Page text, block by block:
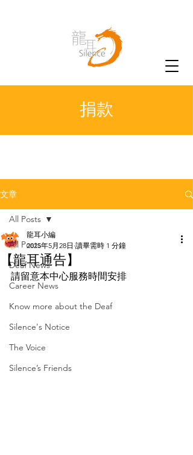
捐款
文章
All Posts
Deaf News
Career News
Know more about the Deaf
Silence's Notice
The Voice
Silence’s Friends
All Posts
【龍耳通告】
龍耳小編
2025年5月28日 讀畢需時 1 分鐘
請留意本中心服務時間安排